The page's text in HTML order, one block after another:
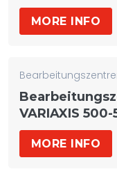
MORE INFO
VARIAXIS 500-
MORE INFO